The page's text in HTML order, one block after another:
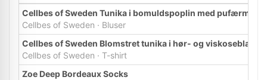
Cellbes of Sweden Tunika i bomuldspoplin med pufærmer
Cellbes of Sweden · Bluser
Cellbes of Sweden Blomstret tunika i hør- og
Cellbes of Sweden · T-shirt
Zoe Deep Bordeaux Socks